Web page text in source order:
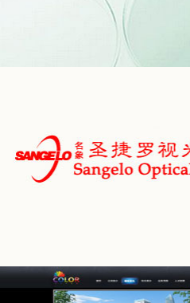
圣捷罗视光机构